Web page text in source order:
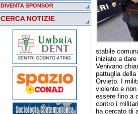
DIVENTA SPONSOR
CERCA NOTIZIE
stabile
iniziato a
Venivano
pattuglia
Orvieto. I
violento e
essere fino a
contro i
ha cercato di